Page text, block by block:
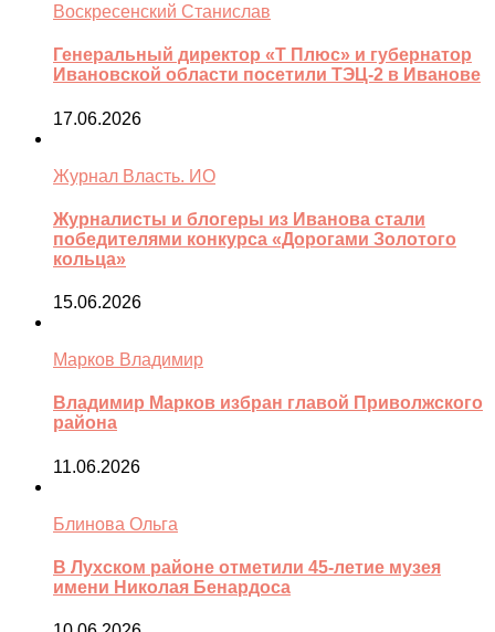
Воскресенский Станислав
Генеральный директор «Т Плюс» и губернатор
Ивановской области посетили ТЭЦ-2 в Иванове
17.06.2026
Журнал Власть. ИО
Журналисты и блогеры из Иванова стали
победителями конкурса «Дорогами Золотого
кольца»
15.06.2026
Марков Владимир
Владимир Марков избран главой Приволжского
района
11.06.2026
Блинова Ольга
В Лухском районе отметили 45-летие музея
имени Николая Бенардоса